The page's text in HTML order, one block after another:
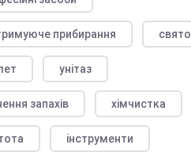
прибирання свято
унітаз
запахів хімчистка
інструменти